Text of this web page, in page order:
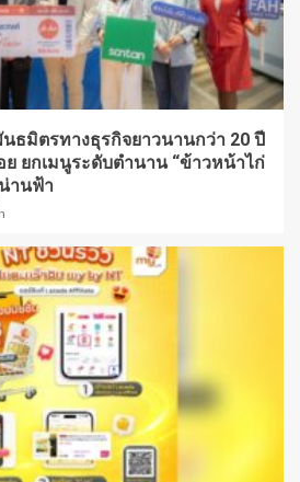
นธมิตรทางธุรกิจยาวนานกว่า 20 ปี
ยกเมนูระดับตำนาน “ข้าวหน้าไก่
านฟ้า